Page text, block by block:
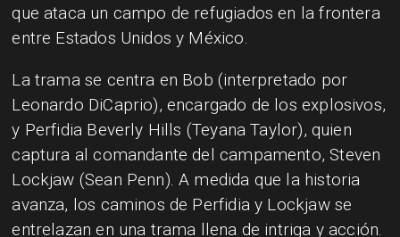
que ataca un campo de refugiados en la frontera
entre Estados Unidos y México.
La trama se centra en Bob (interpretado por
Leonardo DiCaprio), encargado de los explosivos,
y Perfidia Beverly Hills (Teyana Taylor), quien
captura al comandante del campamento, Steven
Lockjaw (Sean Penn). A medida que la historia
avanza, los caminos de Perfidia y Lockjaw se
entrelazan en una trama llena de intriga y acción.